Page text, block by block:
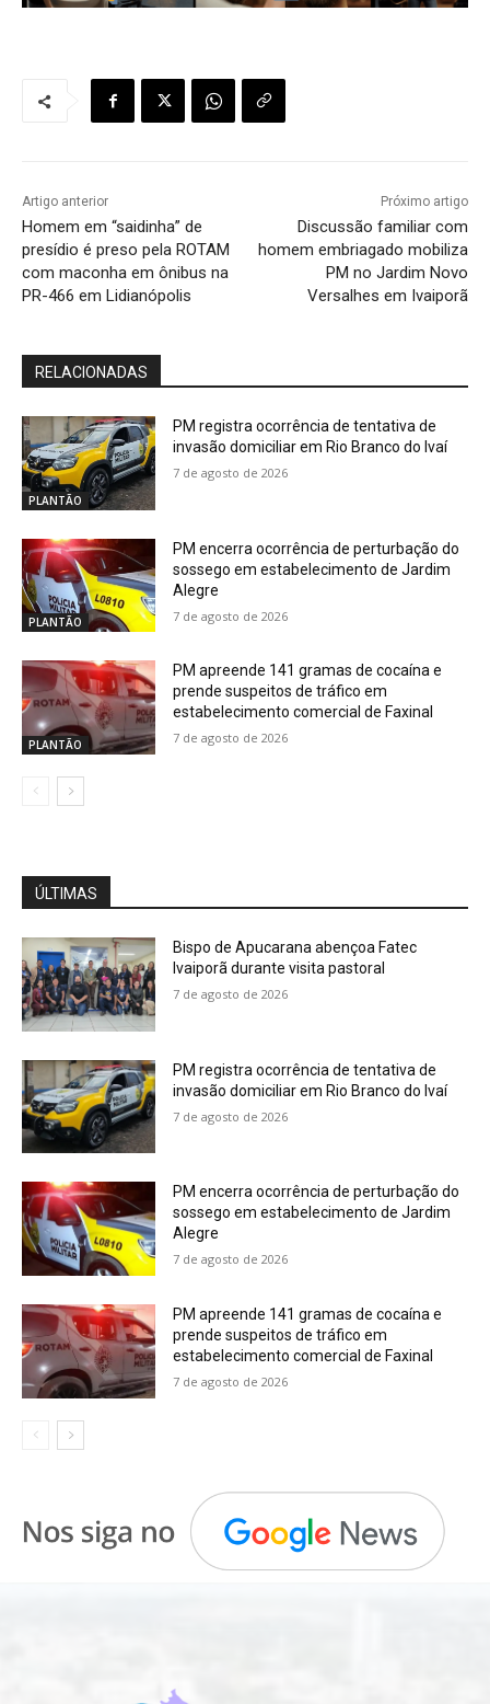
Artigo anterior
Homem em “saidinha” de
presídio é preso pela ROTAM
com maconha em ônibus na
PR-466 em Lidianópolis
Próximo artigo
Discussão familiar com
homem embriagado mobiliza
PM no Jardim Novo
Versalhes em Ivaiporã
RELACIONADAS
PLANTÃO
PM registra ocorrência de tentativa de
invasão domiciliar em Rio Branco do Ivaí
7 de agosto de 2026
PLANTÃO
PM encerra ocorrência de perturbação do
sossego em estabelecimento de Jardim
Alegre
7 de agosto de 2026
PLANTÃO
PM apreende 141 gramas de cocaína e
prende suspeitos de tráfico em
estabelecimento comercial de Faxinal
7 de agosto de 2026
ÚLTIMAS
Bispo de Apucarana abençoa Fatec
Ivaiporã durante visita pastoral
7 de agosto de 2026
PM registra ocorrência de tentativa de
invasão domiciliar em Rio Branco do Ivaí
7 de agosto de 2026
PM encerra ocorrência de perturbação do
sossego em estabelecimento de Jardim
Alegre
7 de agosto de 2026
PM apreende 141 gramas de cocaína e
prende suspeitos de tráfico em
estabelecimento comercial de Faxinal
7 de agosto de 2026